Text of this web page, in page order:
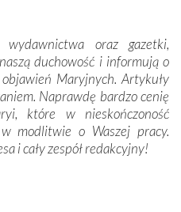
wizjonerów – Łucji
i Franciszka Marto.
Odprawiliśmy Drogę
stronach, odwiedziliśmy
zapaliliśmy świece
wydawnictwa oraz gazetki,
duchowość i informują o
Maryjnych. Artykuły
Naprawdę bardzo cenię
które w nieskończoność
modlitwie o Waszej pracy.
i cały zespół redakcyjny!